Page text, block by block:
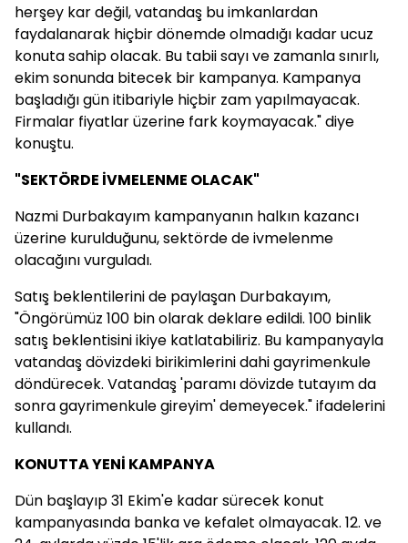
herşey kar değil, vatandaş bu imkanlardan
faydalanarak hiçbir dönemde olmadığı kadar ucuz
konuta sahip olacak. Bu tabii sayı ve zamanla sınırlı,
ekim sonunda bitecek bir kampanya. Kampanya
başladığı gün itibariyle hiçbir zam yapılmayacak.
Firmalar fiyatlar üzerine fark koymayacak." diye
konuştu.
"SEKTÖRDE İVMELENME OLACAK"
Nazmi Durbakayım kampanyanın halkın kazancı
üzerine kurulduğunu, sektörde de ivmelenme
olacağını vurguladı.
Satış beklentilerini de paylaşan Durbakayım,
"Öngörümüz 100 bin olarak deklare edildi. 100 binlik
satış beklentisini ikiye katlatabiliriz. Bu kampanyayla
vatandaş dövizdeki birikimlerini dahi gayrimenkule
döndürecek. Vatandaş 'paramı dövizde tutayım da
sonra gayrimenkule gireyim' demeyecek." ifadelerini
kullandı.
KONUTTA YENİ KAMPANYA
Dün başlayıp 31 Ekim'e kadar sürecek konut
kampanyasında banka ve kefalet olmayacak. 12. ve